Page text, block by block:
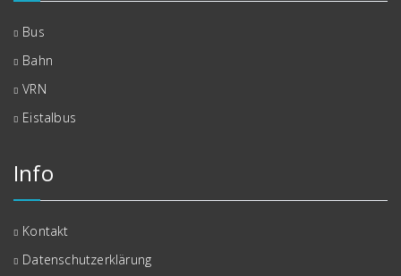
Bus
Bahn
VRN
Eistalbus
Info
Kontakt
Datenschutzerklärung